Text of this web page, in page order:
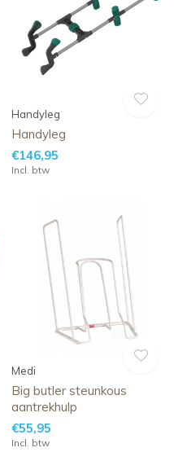
Handyleg
Handyleg
€146,95
Incl. btw
Medi
Big butler steunkous
aantrekhulp
€55,95
Incl. btw